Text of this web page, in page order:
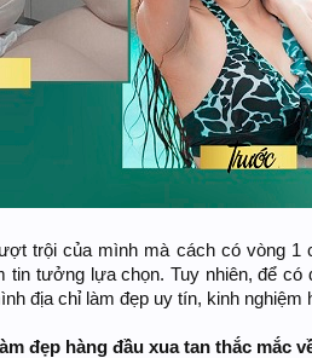
trội của mình mà cách có vòng 1
tin tưởng lựa chọn. Tuy nhiên, để có
địa chỉ làm đẹp uy tín, kinh nghiệm
đẹp hàng đầu xua tan thắc mắc